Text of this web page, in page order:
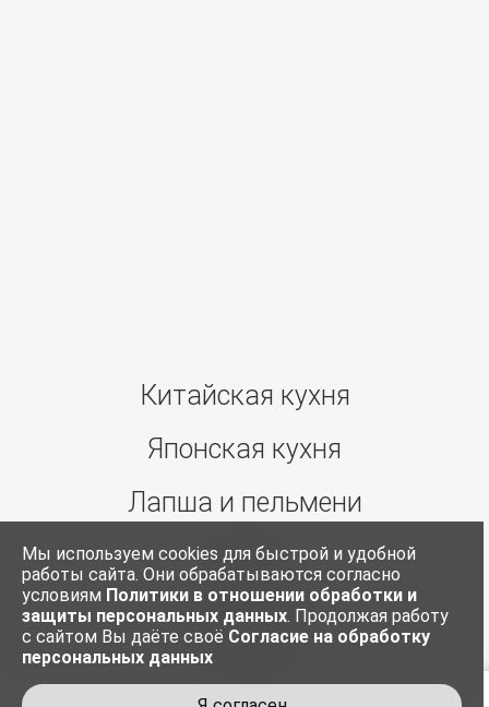
Китайская кухня
Японская кухня
Лапша и пельмени
Супы
Ким Паб
Соусы
Мы используем cookies для быстрой и удобной
работы сайта. Они обрабатываются согласно
условиям Политики в отношении обработки и
защиты персональных данных. Продолжая работу
с сайтом Вы даёте своё Согласие на обработку
персональных данных